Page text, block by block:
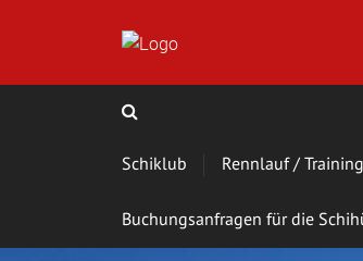
Schiklub Rennlauf / Training
Buchungsanfragen für die